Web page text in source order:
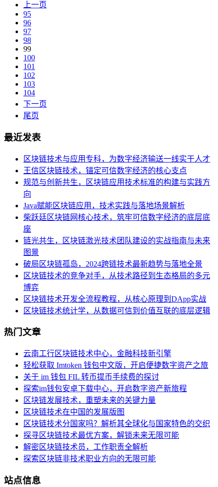
上一页
95
96
97
98
99
100
101
102
103
104
下一页
尾页
最近发表
区块链技术与应用专科，为数字经济输送一线实干人才
王信区块链技术，锚定可信数字经济的核心支点
规范与创新共生，区块链应用技术标准的构建与实践方
向
Java赋能区块链应用，技术实践与落地场景解析
柴跃廷区块链网核心技术，筑牢可信数字经济的底层底
座
链光共生，区块链激光技术团队建设的实战指南与未来
图景
破局区块链孤岛，2024跨链技术最新趋势与落地全景
区块链技术的竞争对手，从技术路径到生态格局的多元
博弈
区块链技术开发全流程教程，从核心原理到DApp实战
区块链技术统计学，从数据可信到价值互联的底层逻辑
热门文章
云南工行区块链技术中心，金融科技新引擎
轻松获取 Imtoken 钱包中文版，开启便捷数字资产之旅
关于 im 钱包 FIL 转币提币手续费的探讨
探索im钱包安卓下载中心，开启数字资产新旅程
区块链发展技术，重塑未来的关键力量
区块链技术在中国的发展版图
区块链技术分国家吗？解析其全球化与国家特色的交织
探寻区块链技术最优方案，解锁未来无限可能
解密区块链技术员，工作职责全解析
探索区块链非技术职业方向的无限可能
站点信息